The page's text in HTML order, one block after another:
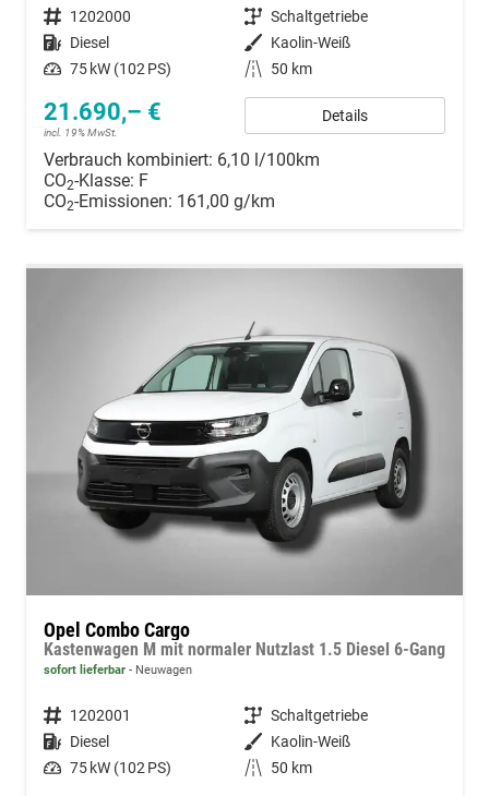
Fahrzeugnummer 1202000 Getriebe Schaltgetriebe
Kraftstoff Diesel Außenfarbe Kaolin-Weiß
Leistung 75 kW (102 PS) Kilometerstand 50 km
21.690,– €
incl. 19% MwSt.
Details
Verbrauch kombiniert: 6,10 l/100km
CO2-Klasse: F
CO2-Emissionen: 161,00 g/km
Opel Combo Cargo
Kastenwagen M mit normaler Nutzlast 1.5 Diesel 6-Gang
sofort lieferbar Neuwagen
Fahrzeugnummer 1202001 Getriebe Schaltgetriebe
Kraftstoff Diesel Außenfarbe Kaolin-Weiß
Leistung 75 kW (102 PS) Kilometerstand 50 km